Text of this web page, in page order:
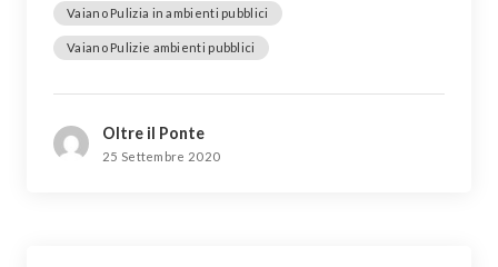
Vaiano Pulizia in ambienti pubblici
Vaiano Pulizie ambienti pubblici
Oltre il Ponte
25 Settembre 2020